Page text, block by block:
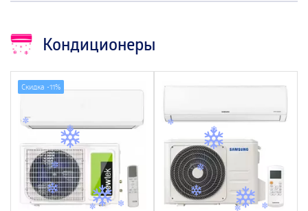
Кондиционеры
Скидка -11%